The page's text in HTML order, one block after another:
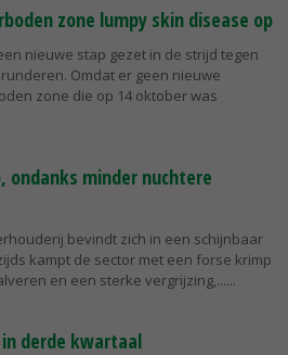
zone lumpy skin disease op
nieuwe stap gezet in de strijd tegen
Omdat er geen nieuwe
zone die op 14 oktober was
ondanks minder nuchtere
bevindt zich in een schijnbaar
kampt de sector met een forse krimp
en een sterke vergrijzing,...
derde kwartaal